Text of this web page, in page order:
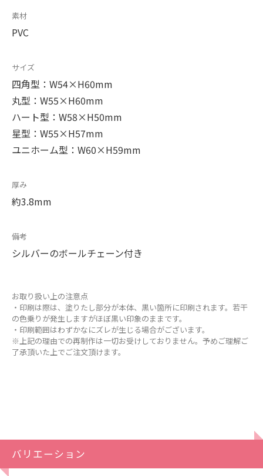
素材
PVC
サイズ
四角型：W54×H60mm
丸型：W55×H60mm
ハート型：W58×H50mm
星型：W55×H57mm
ユニホーム型：W60×H59mm
厚み
約3.8mm
備考
シルバーのボールチェーン付き
お取り扱い上の注意点
・印刷は際は、塗りたし部分が本体、黒い箇所に印刷されます。若干
の色乗りが発生しますがほぼ黒い印象のままです。
・印刷範囲はわずかなにズレが生じる場合がございます。
※上記の理由での再制作は一切お受けしておりません。予めご理解ご
了承頂いた上でご注文頂けます。
バリエーション